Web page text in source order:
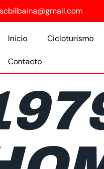
scbilbaina@gmail.com
Inicio Cicloturismo
Contacto